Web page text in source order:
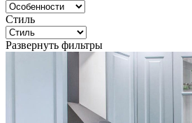
Стиль
Развернуть фильтры